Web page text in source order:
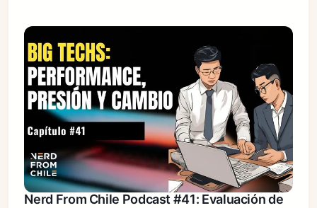
Nerd From Chile Podcast #41: Evaluación de